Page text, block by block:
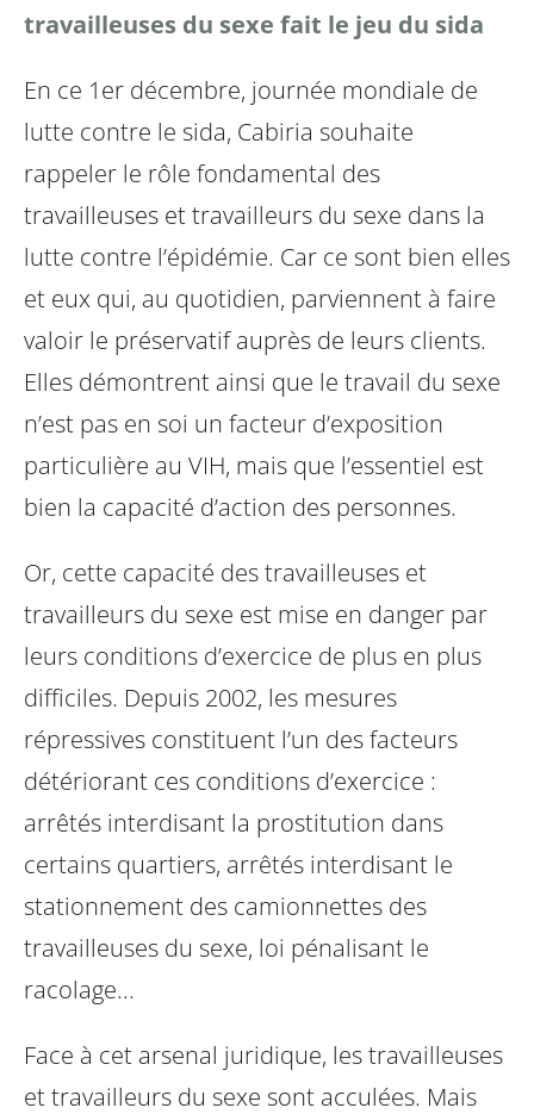
travailleuses du sexe fait le jeu du sida
En ce 1er décembre, journée mondiale de
lutte contre le sida, Cabiria souhaite
rappeler le rôle fondamental des
travailleuses et travailleurs du sexe dans la
lutte contre l’épidémie. Car ce sont bien elles
et eux qui, au quotidien, parviennent à faire
valoir le préservatif auprès de leurs clients.
Elles démontrent ainsi que le travail du sexe
n’est pas en soi un facteur d’exposition
particulière au VIH, mais que l’essentiel est
bien la capacité d’action des personnes.
Or, cette capacité des travailleuses et
travailleurs du sexe est mise en danger par
leurs conditions d’exercice de plus en plus
difficiles. Depuis 2002, les mesures
répressives constituent l’un des facteurs
détériorant ces conditions d’exercice :
arrêtés interdisant la prostitution dans
certains quartiers, arrêtés interdisant le
stationnement des camionnettes des
travailleuses du sexe, loi pénalisant le
racolage...
Face à cet arsenal juridique, les travailleuses
et travailleurs du sexe sont acculées. Mais